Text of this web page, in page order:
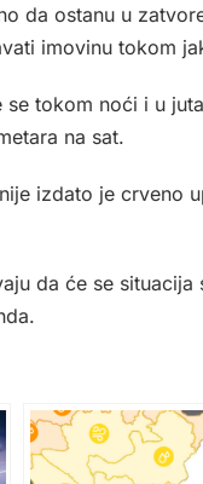
da ostanu u
imovinu tokom
se tokom noći i u
na sat.
izdato je crveno
da će se